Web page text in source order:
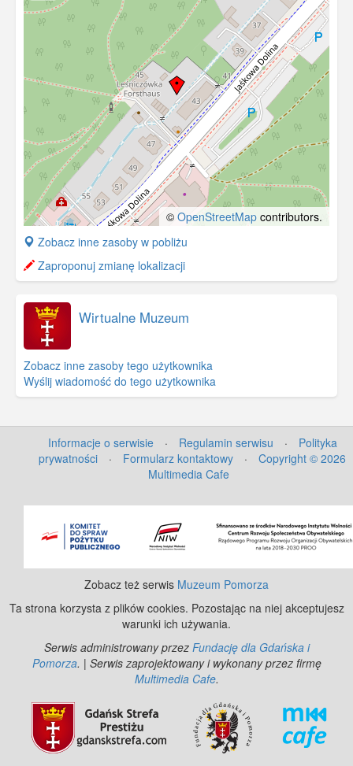
© OpenStreetMap contributors.
+
−
Zobacz inne zasoby w pobliżu
Zaproponuj zmianę lokalizacji
Wirtualne Muzeum
Zobacz inne zasoby tego użytkownika
Wyślij wiadomość do tego użytkownika
Informacje o serwisie · Regulamin serwisu ·
Polityka
prywatności
· Formularz kontaktowy ·
Copyright © 2026
Multimedia Cafe
Zobacz też serwis Muzeum Pomorza
Ta strona korzysta z plików cookies. Pozostając na niej akceptujesz
warunki ich używania.
Serwis administrowany przez Fundację dla Gdańska i
Pomorza. | Serwis zaprojektowany i wykonany przez firmę
Multimedia Cafe.